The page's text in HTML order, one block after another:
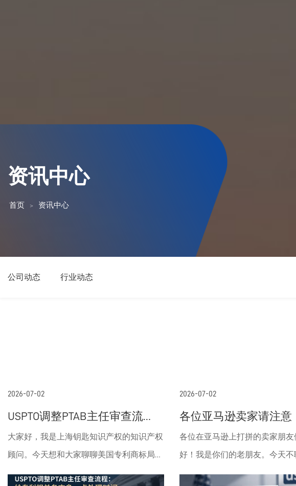
资讯中心
首页 > 资讯中心
公司动态 行业动态
公司动态 行业动态
2026-07-02
USPTO调整PTAB主任审查流
理时间
大家好，我是上海钥匙知识产权的知识产权
顾问。今天想和大家聊聊美国专利商标局
（USPTO）近期的一个小调整，这个变化虽
2026-07-02
各位亚马逊卖家请注意
帮你省下大笔冤枉钱
各位在亚马逊上打拼的卖家朋友
好！我是你们的老朋友。今天不
律条款，咱们只聊点实实在在